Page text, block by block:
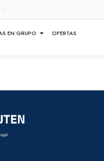
EN GRUPO
OFERTAS